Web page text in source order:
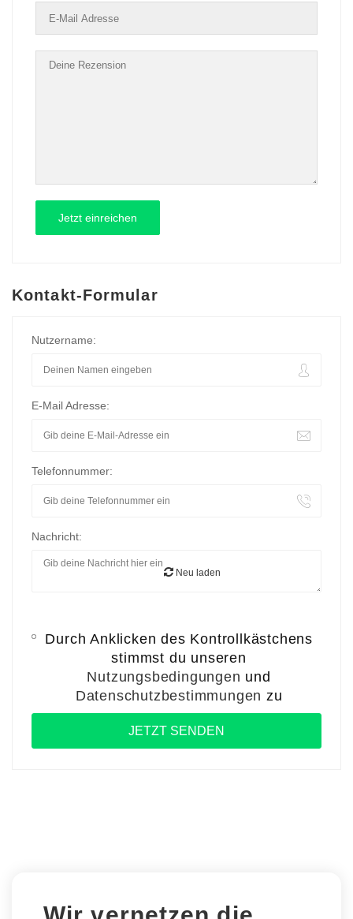
Kontakt-Formular
Nutzername:
E-Mail Adresse:
Telefonnummer:
Nachricht:
Neu laden
Durch Anklicken des Kontrollkästchens
stimmst du unseren
Nutzungsbedingungen und
Datenschutzbestimmungen zu